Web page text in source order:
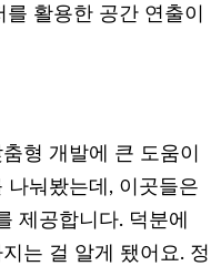
활용한 공간 연출이
형 개발에 큰 도움이
나눠봤는데, 이곳들은
제공합니다. 덕분에
는 걸 알게 됐어요. 정